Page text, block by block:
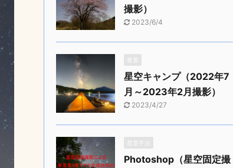
撮影）
2023/6/4
星景
星空キャンプ（2022年7
月～2023年2月撮影）
2023/4/27
星景手法
Photoshop（星空固定撮